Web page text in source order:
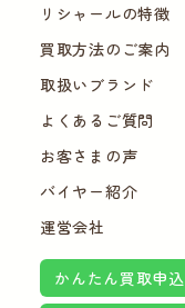
リシャールの特徴
買取方法のご案内
取扱いブランド
よくあるご質問
お客さまの声
バイヤー紹介
運営会社
かんたん買取申込